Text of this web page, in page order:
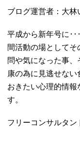
ブログ運営者：大林
平成から新年号に･･
間活動の場として
問や気になった事
康の為に見逃せな
おきたい心理的情報
す。
フリーコンサルタン